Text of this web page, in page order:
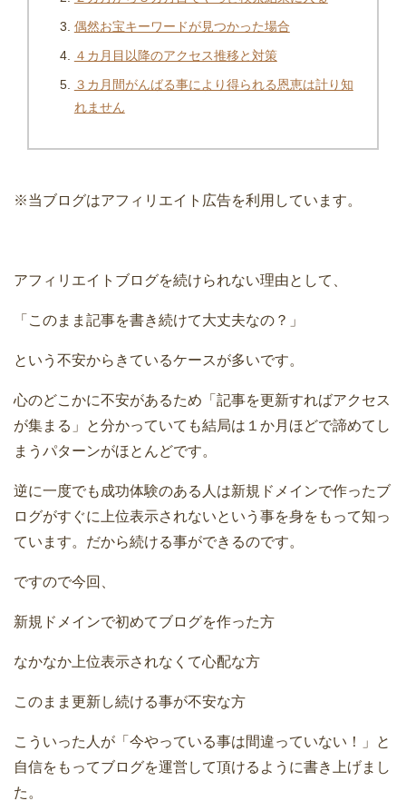
偶然お宝キーワードが見つかった場合
４カ月目以降のアクセス推移と対策
３カ月間がんばる事により得られる恩恵は計り知
れません
※当ブログはアフィリエイト広告を利用しています。
アフィリエイトブログを続けられない理由として、
「このまま記事を書き続けて大丈夫なの？」
という不安からきているケースが多いです。
心のどこかに不安があるため「記事を更新すればアクセス
が集まる」と分かっていても結局は１か月ほどで諦めてし
まうパターンがほとんどです。
逆に一度でも成功体験のある人は新規ドメインで作ったブ
ログがすぐに上位表示されないという事を身をもって知っ
ています。だから続ける事ができるのです。
ですので今回、
新規ドメインで初めてブログを作った方
なかなか上位表示されなくて心配な方
このまま更新し続ける事が不安な方
こういった人が「今やっている事は間違っていない！」と
自信をもってブログを運営して頂けるように書き上げまし
た。